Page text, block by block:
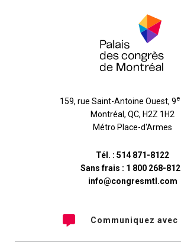
159, rue Saint-Antoine Ouest, 9e
Montréal, QC, H2Z 1H2
Métro Place-d'Armes
Tél. : 514 871-8122
Sans frais : 1 800 268-
info@congresmtl.com
Communiquez avec